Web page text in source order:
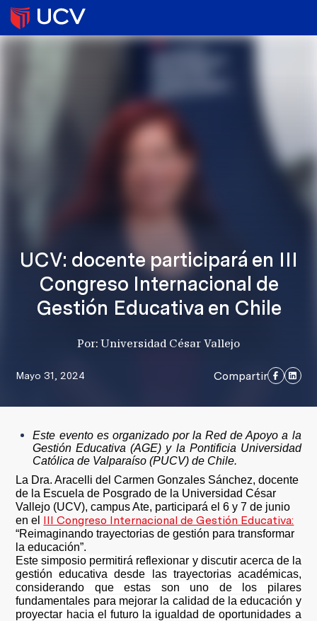
UCV: docente participará en III
Congreso Internacional de
Gestión Educativa en Chile
Por: Universidad César Vallejo
Mayo 31, 2024 Compartir
Este evento es organizado por la Red de Apoyo a la
Gestión Educativa (AGE) y la Pontificia Universidad
Católica de Valparaíso (PUCV) de Chile.
La Dra. Aracelli del Carmen Gonzales Sánchez, docente
de la Escuela de Posgrado de la Universidad César
Vallejo (UCV), campus Ate, participará el 6 y 7 de junio
en el III Congreso Internacional de Gestión Educativa:
“Reimaginando trayectorias de gestión para transformar
la educación”.
Este simposio permitirá reflexionar y discutir acerca de la
gestión educativa desde las trayectorias académicas,
considerando que estas son uno de los pilares
fundamentales para mejorar la calidad de la educación y
proyectar hacia el futuro la igualdad de oportunidades a